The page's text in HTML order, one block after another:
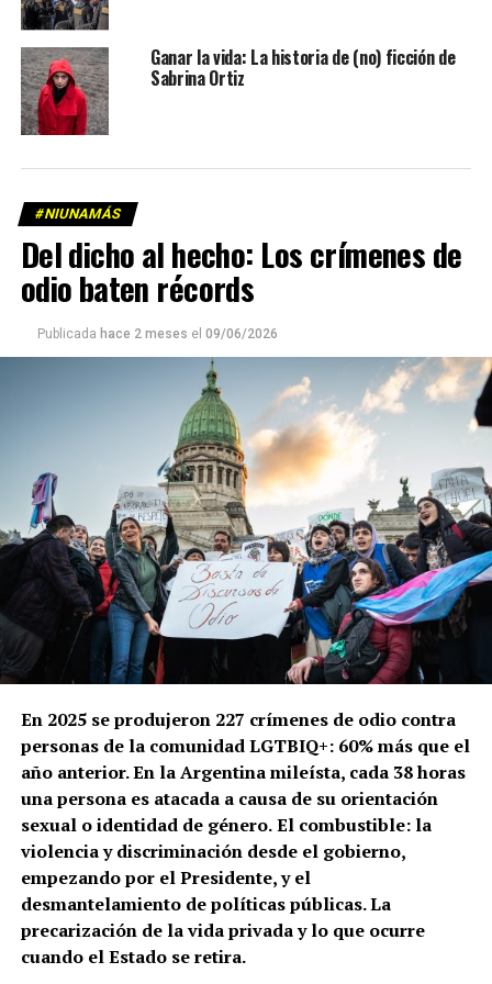
Ganar la vida: La historia de (no) ficción de
Sabrina Ortiz
#NIUNAMÁS
Del dicho al hecho: Los crímenes de
odio baten récords
Publicada hace 2 meses el 09/06/2026
En 2025 se produjeron 227 crímenes de odio contra
personas de la comunidad LGTBIQ+: 60% más que el
año anterior. En la Argentina mileísta, cada 38 horas
una persona es atacada a causa de su orientación
sexual o identidad de género.El combustible: la
violencia y discriminación desde el gobierno,
empezando por el Presidente, y el
desmantelamiento de políticas públicas. La
precarización de la vida privada y lo que ocurre
cuando el Estado se retira.